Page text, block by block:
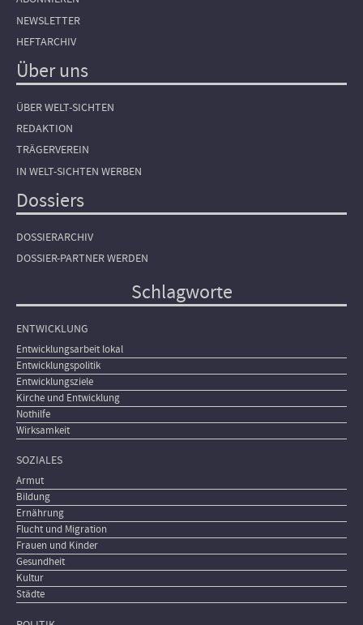
NEWSLETTER
HEFTARCHIV
Über uns
ÜBER WELT-SICHTEN
REDAKTION
TRÄGERVEREIN
IN WELT-SICHTEN WERBEN
Dossiers
DOSSIERARCHIV
DOSSIER-PARTNER WERDEN
Schlagworte
ENTWICKLUNG
Entwicklungsarbeit lokal
Entwicklungspolitik
Entwicklungsziele
Kirche und Entwicklung
Nothilfe
Wirksamkeit
SOZIALES
Armut
Bildung
Ernährung
Flucht und Migration
Frauen und Kinder
Gesundheit
Kultur
Städte